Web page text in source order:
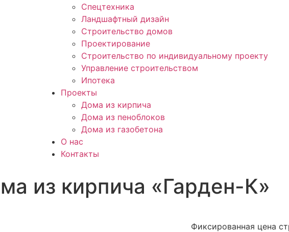
Спецтехника
Ландшафтный дизайн
Строительство домов
Проектирование
Строительство по индивидуальному проекту
Управление строительством
Ипотека
Проекты
Дома из кирпича
Дома из пеноблоков
Дома из газобетона
О нас
Контакты
из кирпича «Гарден-К»
Фиксированная цена